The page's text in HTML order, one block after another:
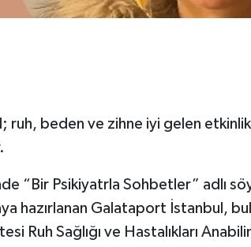
ruh, beden ve zihne iyi gelen
“Bir Psikiyatrla Sohbetler” adlı
hazırlanan Galataport İstanbul,
Ruh Sağlığı ve Hastalıkları